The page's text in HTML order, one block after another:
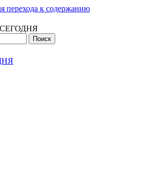
перехода к содержанию